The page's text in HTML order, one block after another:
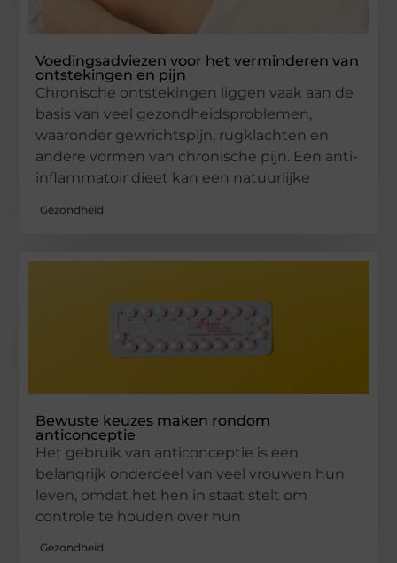
Voedingsadviezen voor het verminderen van
ontstekingen en pijn
Chronische ontstekingen liggen vaak aan de
basis van veel gezondheidsproblemen,
waaronder gewrichtspijn, rugklachten en
andere vormen van chronische pijn. Een anti-
inflammatoir dieet kan een natuurlijke
Gezondheid
Bewuste keuzes maken rondom
anticonceptie
Het gebruik van anticonceptie is een
belangrijk onderdeel van veel vrouwen hun
leven, omdat het hen in staat stelt om
controle te houden over hun
Gezondheid